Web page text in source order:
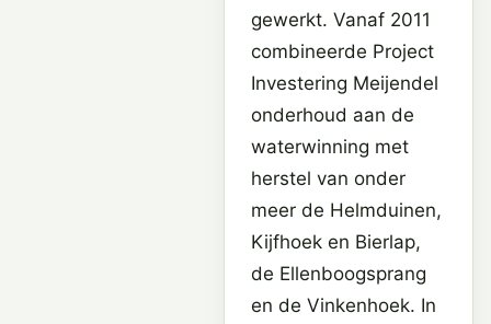
gewerkt. Vanaf 2011
combineerde Project
Investering Meijendel
onderhoud aan de
waterwinning met
herstel van onder
meer de Helmduinen,
Kijfhoek en Bierlap,
de Ellenboogsprang
en de Vinkenhoek. In